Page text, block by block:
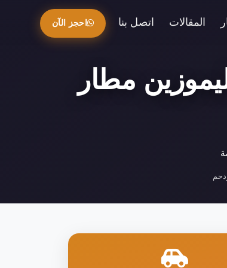
المقالات اتصل بنا احجز الآن
مطار